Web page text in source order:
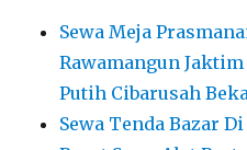
Sewa Meja
Rawamangun Jaktim
Putih Cibarusah
Sewa Tenda Bazar